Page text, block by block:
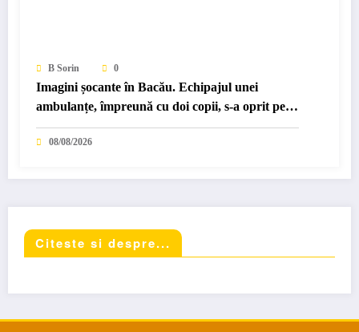
B Sorin 0
Imagini șocante în Bacău. Echipajul unei
ambulanțe, împreună cu doi copii, s-a oprit pe
marginea drumului…
08/08/2026
Citeste si despre...